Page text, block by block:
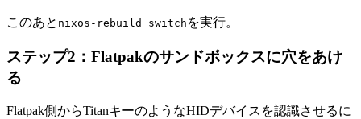
このあと nixos-rebuild switch を実行。
ステップ2：Flatpakのサンドボックスに穴をあけ
る
Flatpak側からTitanキーのようなHIDデバイスを認識させるに